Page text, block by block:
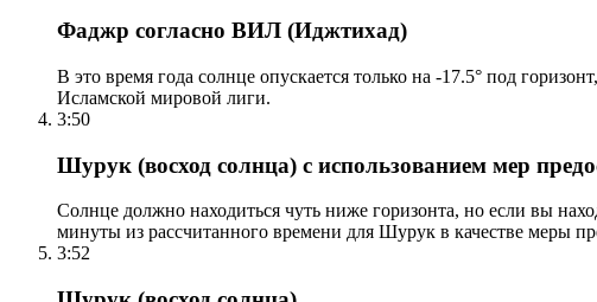
Фаджр согласно ВИЛ (Иджтихад)
В это время года солнце опускается только на -17.5° под
Исламской мировой лиги.
3:50
Шурук (восход солнца) с использованием мер
Солнце должно находиться чуть ниже горизонта, но если вы
минуты из рассчитанного времени для Шурук в качестве меры
3:52